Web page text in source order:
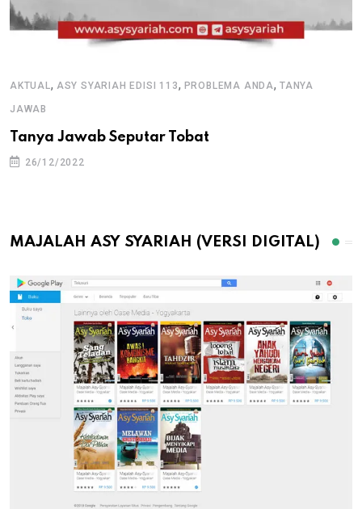
AKTUAL, ASY SYARIAH EDISI 113, PROBLEMA ANDA,TANYA
JAWAB
Tanya Jawab Seputar Tobat
26/12/2022
MAJALAH ASY SYARIAH (VERSI DIGITAL)